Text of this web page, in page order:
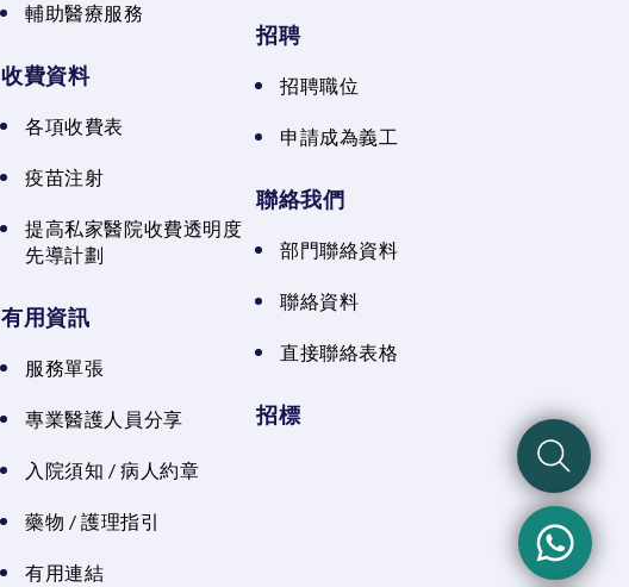
輔助醫療服務
收費資料
各項收費表
疫苗注射
提高私家醫院收費透明度
先導計劃
有用資訊
服務單張
專業醫護人員分享
入院須知 / 病人約章
藥物 / 護理指引
有用連結
招聘
招聘職位
申請成為義工
聯絡我們
部門聯絡資料
聯絡資料
直接聯絡表格
招標